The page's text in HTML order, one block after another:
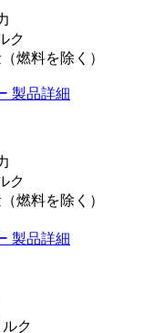
ク
燃料を除く）
製品詳細
ク
燃料を除く）
製品詳細
ク